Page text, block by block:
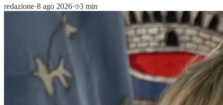
redazione·8 ago 2026· 3 min